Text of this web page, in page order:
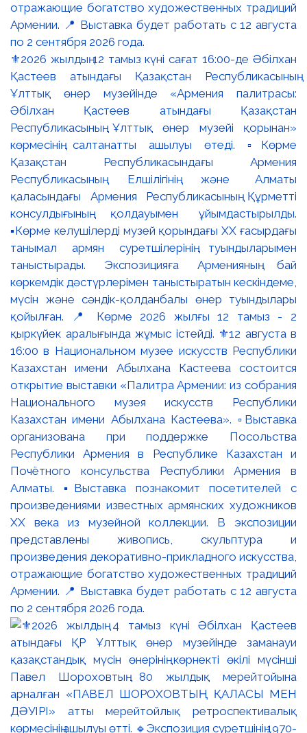
⚜️2026 жылдың 12 тамыз күні сағат 16:00-де Әбілхан
Қастеев атындағы Қазақстан Республикасының
Ұлттық өнер музейінде «Армения палитрасы:
Әбілхан Қастеев атындағы Қазақстан
Республикасының Ұлттық өнер музейі қорынан»
көрмесінің салтанатты ашылуы өтеді. ▫️Көрме
Қазақстан Республикасындағы Армения
Республикасының Елшілігінің және Алматы
қаласындағы Армения Республикасының Құрметті
консулдығының қолдауымен ұйымдастырылды.
▪️Көрме келушілерді музей қорындағы ХХ ғасырдағы
танымал армян суретшілерінің туындыларымен
таныстырады. Экспозицияға Арменияның бай
көркемдік дәстүрлерімен таныстыратын кескіндеме,
мүсін және сәндік-қолданбалы өнер туындылары
қойылған. 📍 Көрме 2026 жылғы 12 тамыз - 2
қыркүйек аралығында жұмыс істейді. ⚜️12 августа в
16:00 в Национальном музее искусств Республики
Казахстан имени Абылхана Кастеева состоится
открытие выставки «Палитра Армении: из собрания
Национального музея искусств Республики
Казахстан имени Абылхана Кастеева». ▫️Выставка
организована при поддержке Посольства
Республики Армения в Республике Казахстан и
Почётного консульства Республики Армения в
Алматы. ▪️Выставка познакомит посетителей с
произведениями известных армянских художников
XX века из музейной коллекции. В экспозиции
представлены живопись, скульптура и
произведения декоративно-прикладного искусства,
отражающие богатство художественных традиций
Армении. 📍 Выставка будет работать с 12 августа
по 2 сентября 2026 года.